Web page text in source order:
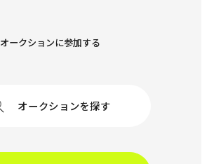
オークションに参加する
オークションを探す